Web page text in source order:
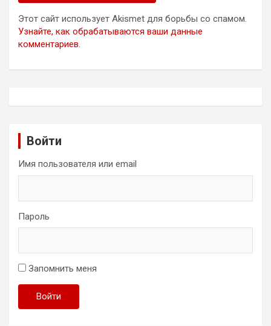
Этот сайт использует Akismet для борьбы со спамом.
Узнайте, как обрабатываются ваши данные
комментариев.
Войти
Имя пользователя или email
Пароль
Запомнить меня
Войти